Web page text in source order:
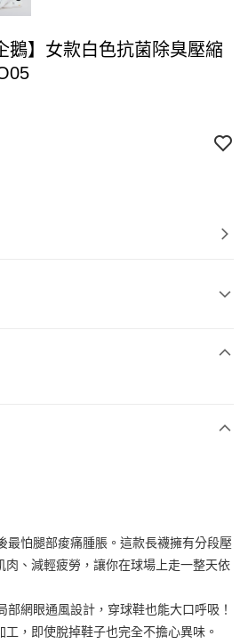
鵝】女款白色抗菌除臭壓縮
品之後才付款」的支付方式。 讓您購物簡單
最怕腿部痠痛腫脹。這款長襪擁有分段壓
肉、減輕疲勞，讓你在球場上走一整天依
部網眼通風設計，穿球鞋也能大口呼吸！
，即使脫掉鞋子也完全不擔心異味。